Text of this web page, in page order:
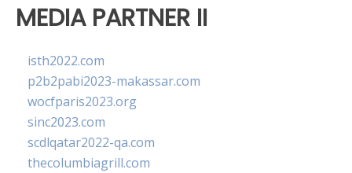
MEDIA PARTNER II
isth2022.com
p2b2pabi2023-makassar.com
wocfparis2023.org
sinc2023.com
scdlqatar2022-qa.com
thecolumbiagrill.com